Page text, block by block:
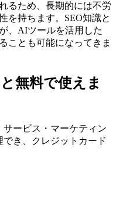
るため、長期的には不労
を持ちます。SEO知識と
、AIツールを活用した
ことも可能になってきま
無料で使えま
ービス・マーケティン
き、クレジットカード